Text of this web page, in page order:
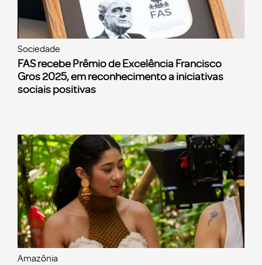
Sociedade
FAS recebe Prêmio de Excelência Francisco
Gros 2025, em reconhecimento a iniciativas
sociais positivas
Amazônia